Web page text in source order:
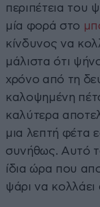
περιπέτεια του
μία φορά στο
κίνδυνος να
μάλιστα ότι
χρόνο από τη
καλοψημένη
καλύτερα
μια λεπτή φέτα
συνήθως. Αυτό
ίδια ώρα που
ψάρι να κολλάει